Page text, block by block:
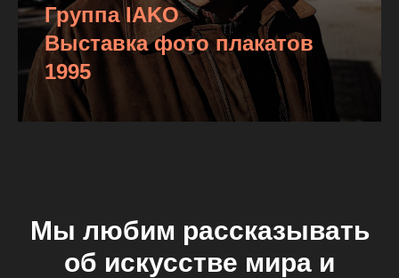
Группа IAKO
Выставка фото плакатов
1995
Мы любим рассказывать
об искусстве мира и